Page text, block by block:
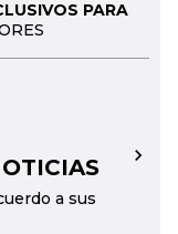
PARA
a sus
→